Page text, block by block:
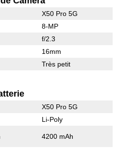
X50 Pro 5G
8-MP
f/2.3
16mm
Très petit
X50 Pro 5G
Li-Poly
4200 mAh